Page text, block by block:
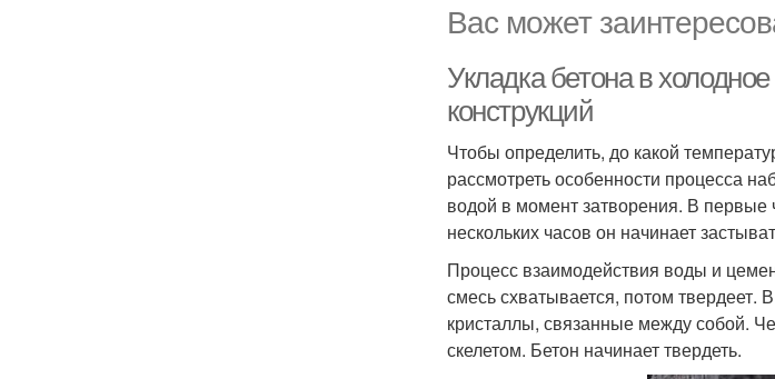
Вас может
Укладка бетона в
конструкций
Чтобы определить, до какой
рассмотреть особенности процесса
водой в момент затворения. В
нескольких часов он начинает
Процесс взаимодействия воды и
смесь схватывается, потом
кристаллы, связанные между собой.
скелетом. Бетон начинает твердеть.